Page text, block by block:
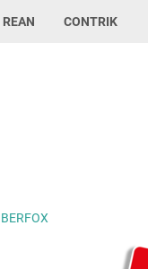
REAN CONTRIK